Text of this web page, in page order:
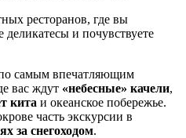
ресторанов, где вы
и почувствуете
самым впечатляющим
вас ждут «небесные» качели,
кита и океанское побережье.
часть экскурсии в
за снегоходом.